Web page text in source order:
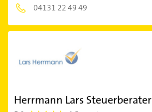
04131 22 49 49
Herrmann Lars Steuerberater